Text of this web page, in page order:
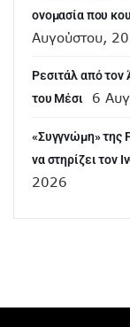
ονομασία που
Αυγούστου,
Ρεσιτάλ από τον
του Μέσι
6
«Συγγνώμη» της
να στηρίζει τον
2026